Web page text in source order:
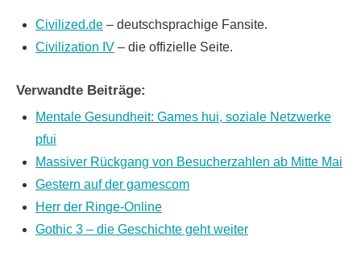
Civilized.de – deutschsprachige Fansite.
Civilization IV – die offizielle Seite.
Verwandte Beiträge:
Mentale Gesundheit: Games hui, soziale Netzwerke
pfui
Massiver Rückgang von Besucherzahlen ab Mitte Mai
Gestern auf der gamescom
Herr der Ringe-Online
Gothic 3 – die Geschichte geht weiter